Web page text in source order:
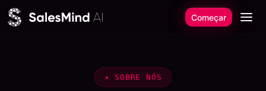
Saltar para o conteúdo
Começar
✦ SOBRE NÓS